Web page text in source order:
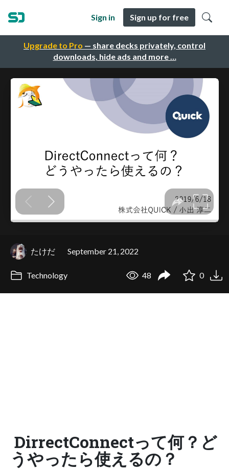
Upgrade to Pro — share decks privately, control
downloads, hide ads and more …
Sign in Sign up for free
たけだ September 21, 2022
Technology 48 0
DirrectConnectって何？ど
うやったら使えるの？